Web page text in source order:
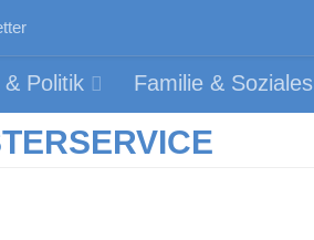
Politik Familie & Soziales